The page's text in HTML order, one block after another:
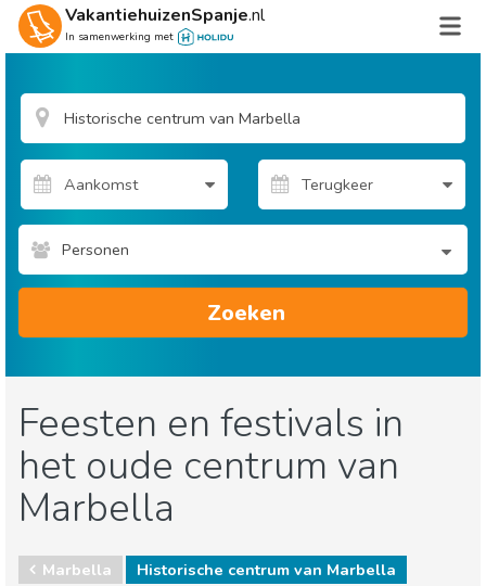
VakantiehuizenSpanje.nl
In samenwerking met
Personen
Zoeken
Feesten en festivals in
het oude centrum van
Marbella
Marbella
Historische centrum van Marbella